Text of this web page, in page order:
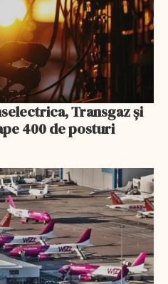
Transgaz și
400 de posturi